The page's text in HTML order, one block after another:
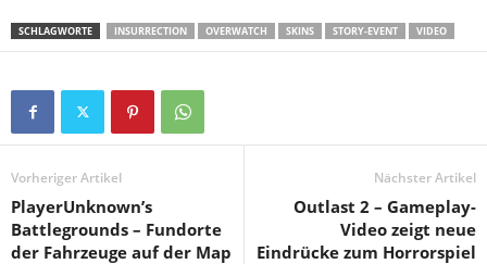
SCHLAGWORTE INSURRECTION OVERWATCH SKINS STORY-EVENT VIDEO
Vorheriger Artikel
PlayerUnknown’s
Battlegrounds – Fundorte
der Fahrzeuge auf der Map
Nächster Artikel
Outlast 2 – Gameplay-
Video zeigt neue
Eindrücke zum Horrorspiel